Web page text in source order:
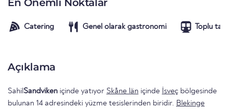
En Önemli Noktalar
Catering Genel olarak gastronomi Toplu
Açıklama
SahilSandviken içinde yatıyor Skåne län içinde İsveç bölgesinde
bulunan 14 adresindeki yüzme tesislerinden biridir. Blekinge